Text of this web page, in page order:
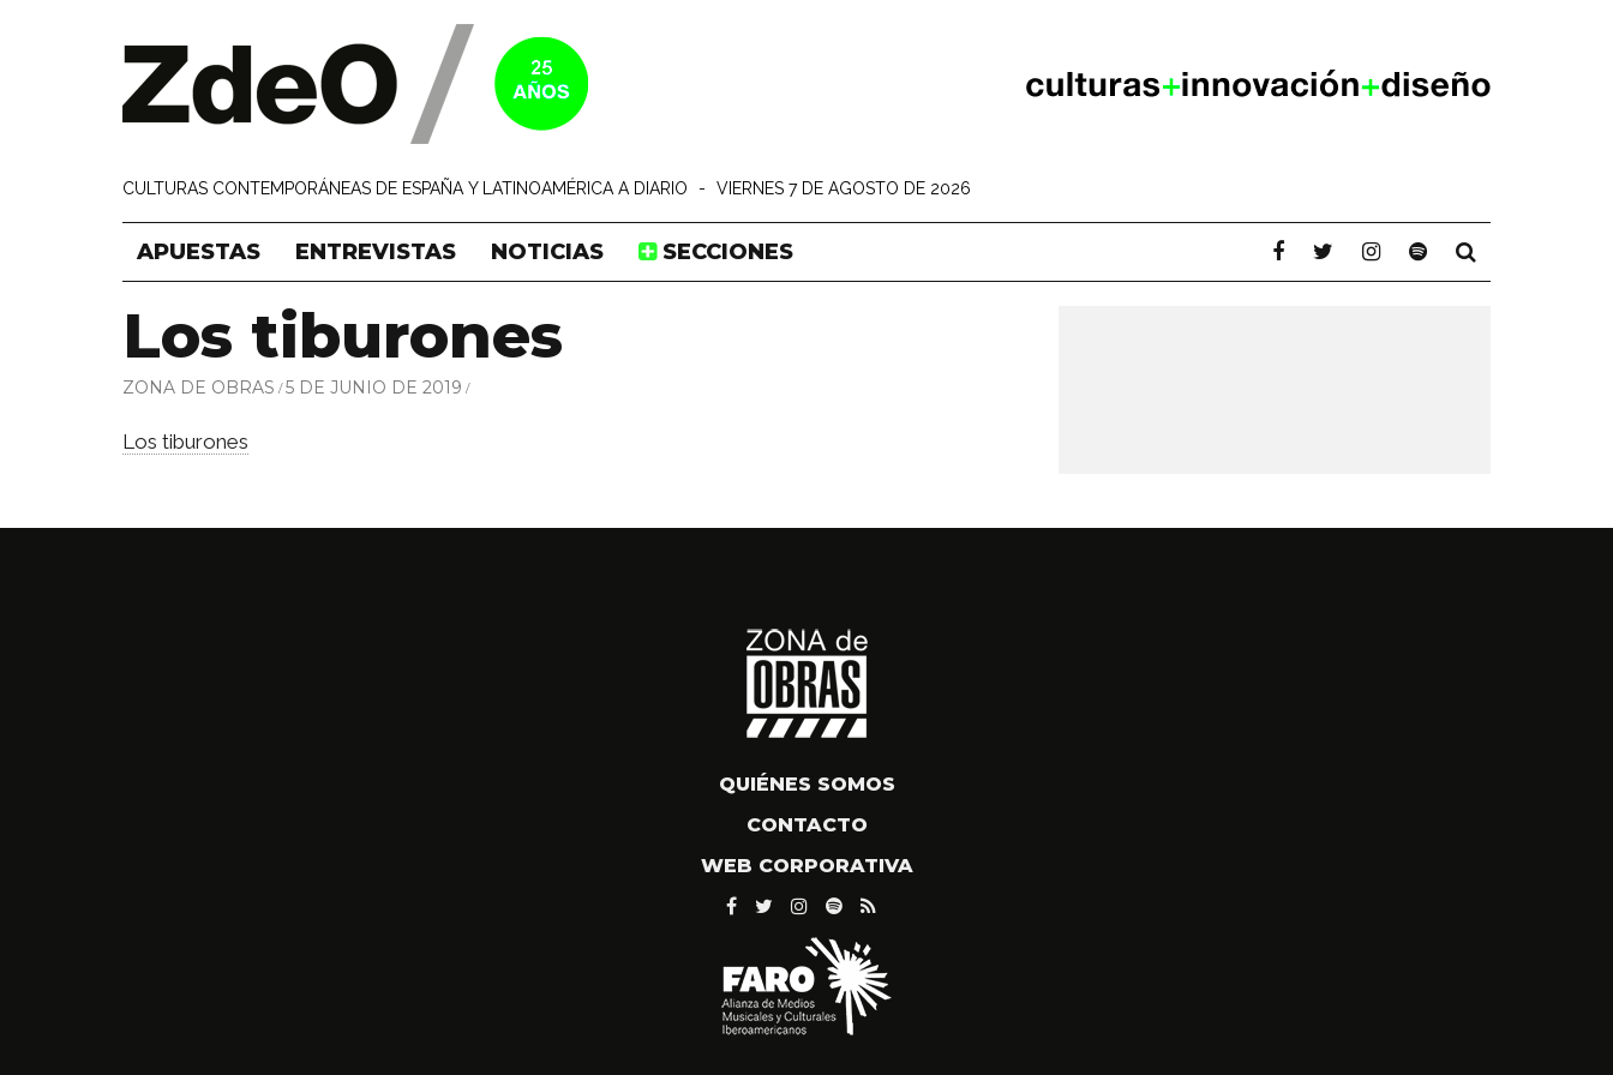
CULTURAS CONTEMPORÁNEAS DE ESPAÑA Y LATINOAMÉRICA A DIARIO - VIERNES 7 DE AGOSTO DE 2026
APUESTAS ENTREVISTAS NOTICIAS SECCIONES
Los tiburones
ZONA DE OBRAS 5 DE JUNIO DE 2019
Los tiburones
QUIÉNES SOMOS
CONTACTO
WEB CORPORATIVA